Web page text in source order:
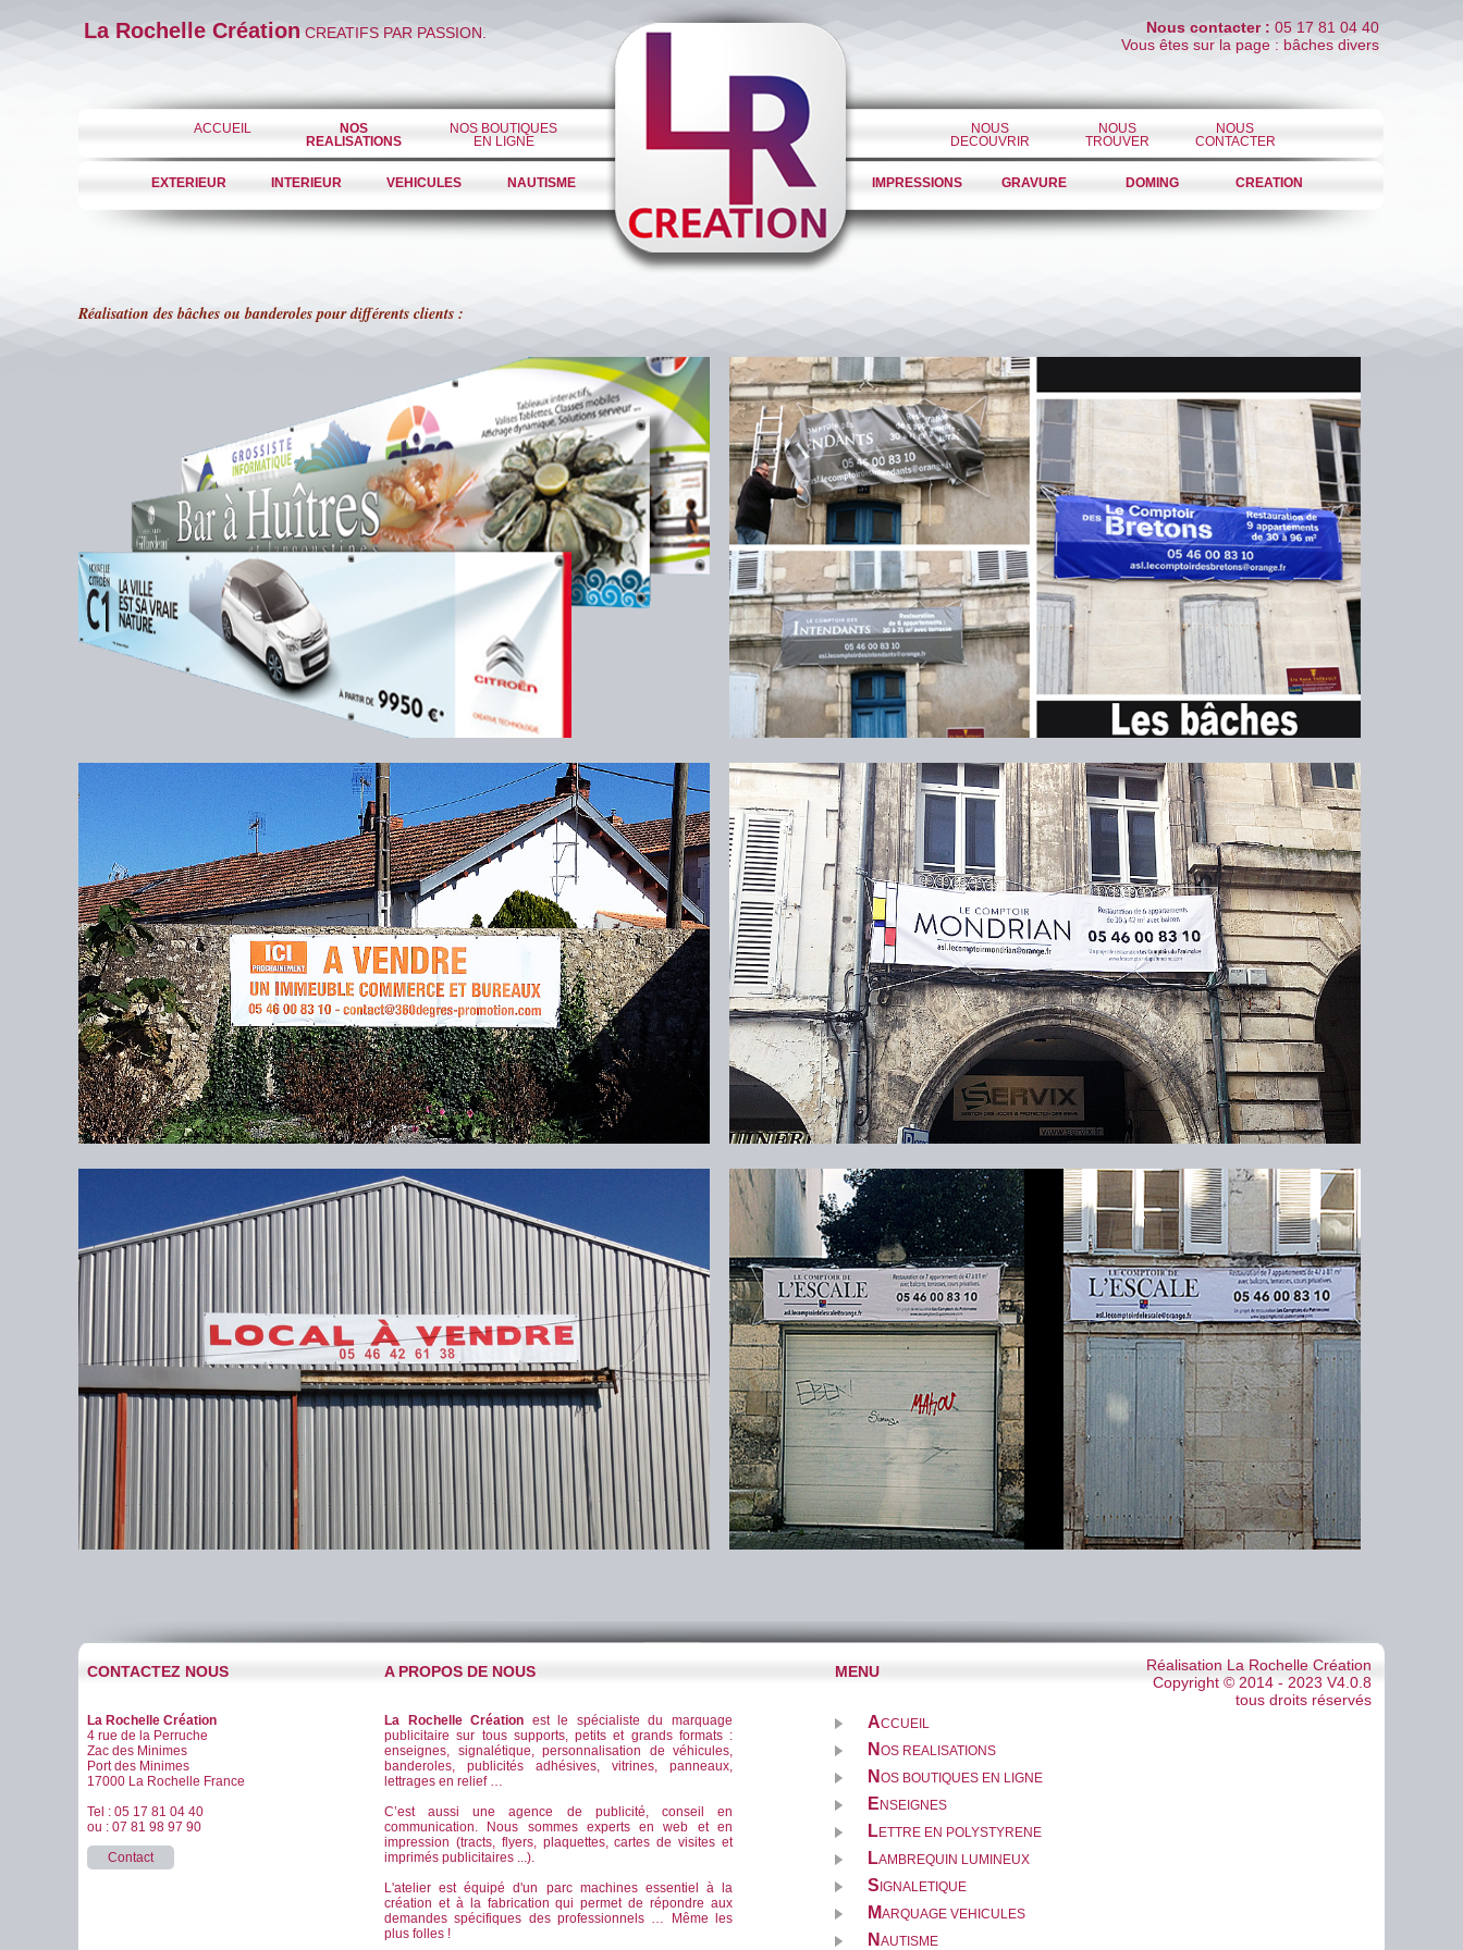
La Rochelle Création CREATIFS PAR PASSION. Nous contacter : 05 17 81 04 40
Vous êtes sur la page : bâches divers
ACCUEIL
NOS
REALISATIONS
NOS BOUTIQUES
EN LIGNE
NOUS
DECOUVRIR
NOUS
TROUVER
NOUS
CONTACTER
EXTERIEUR INTERIEUR VEHICULES NAUTISME IMPRESSIONS GRAVURE DOMING CREATION
Réalisation des bâches ou banderoles pour différents clients :
CONTACTEZ NOUS
La Rochelle Création
4 rue de la Perruche
Zac des Minimes
Port des Minimes
17000 La Rochelle France
Tel : 05 17 81 04 40
ou : 07 81 98 97 90
Contact
A PROPOS DE NOUS
La Rochelle Création est le spécialiste du marquage
publicitaire sur tous supports, petits et grands formats :
enseignes, signalétique, personnalisation de véhicules,
banderoles, publicités adhésives, vitrines, panneaux,
lettrages en relief …
C’est aussi une agence de publicité, conseil en
communication. Nous sommes experts en web et en
impression (tracts, flyers, plaquettes, cartes de visites et
imprimés publicitaires ...).
L'atelier est équipé d'un parc machines essentiel à la
création et à la fabrication qui permet de répondre aux
demandes spécifiques des professionnels … Même les
plus folles !
MENU
ACCUEIL
N OS REALISATIONS
N OS BOUTIQUES EN LIGNE
E NSEIGNES
LETTRE EN POLYSTYRENE
LAMBREQUIN LUMINEUX
S IGNALETIQUE
MARQUAGE VEHICULES
N AUTISME
Réalisation La Rochelle Création
Copyright © 2014 - 2023 V4.0.8
tous droits réservés